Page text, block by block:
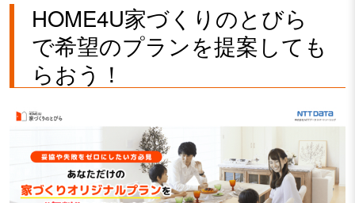
HOME4U家づくりのとびら
で希望のプランを提案しても
らおう！